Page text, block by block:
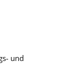
und